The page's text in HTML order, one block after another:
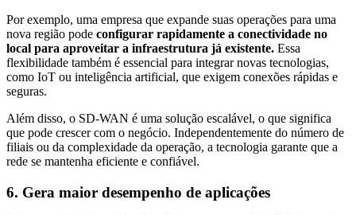
Por exemplo, uma empresa que expande suas operações para uma
nova região pode configurar rapidamente a conectividade no
local para aproveitar a infraestrutura já existente. Essa
flexibilidade também é essencial para integrar novas tecnologias,
como IoT ou inteligência artificial, que exigem conexões rápidas e
seguras.
Além disso, o SD-WAN é uma solução escalável, o que significa
que pode crescer com o negócio. Independentemente do número de
filiais ou da complexidade da operação, a tecnologia garante que a
rede se mantenha eficiente e confiável.
6. Gera maior desempenho de aplicações